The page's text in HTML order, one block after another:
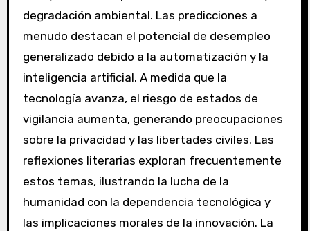
degradación ambiental. Las predicciones a
menudo destacan el potencial de desempleo
generalizado debido a la automatización y la
inteligencia artificial. A medida que la
tecnología avanza, el riesgo de estados de
vigilancia aumenta, generando preocupaciones
sobre la privacidad y las libertades civiles. Las
reflexiones literarias exploran frecuentemente
estos temas, ilustrando la lucha de la
humanidad con la dependencia tecnológica y
las implicaciones morales de la innovación. La